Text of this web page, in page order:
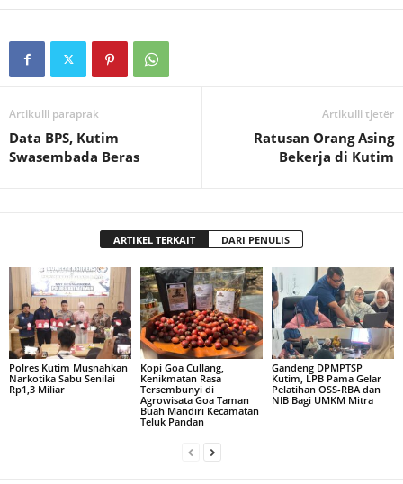
Artikulli paraprak
Data BPS, Kutim
Swasembada Beras
Artikulli tjetër
Ratusan Orang Asing
Bekerja di Kutim
ARTIKEL TERKAIT DARI PENULIS
Polres Kutim Musnahkan
Narkotika Sabu Senilai
Rp1,3 Miliar
Kopi Goa Cullang,
Kenikmatan Rasa
Tersembunyi di
Agrowisata Goa Taman
Buah Mandiri Kecamatan
Teluk Pandan
Gandeng DPMPTSP
Kutim, LPB Pama Gelar
Pelatihan OSS-RBA dan
NIB Bagi UMKM Mitra